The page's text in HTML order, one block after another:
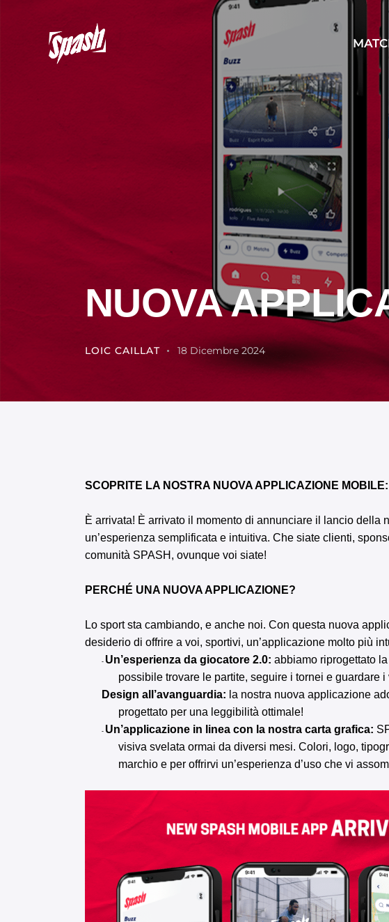
NUOVA
LOIC CAILLAT 18 Dicembre 2024
SCOPRITE LA NOSTRA NUOVA APPLICAZIONE MOBILE:
È arrivata! È arrivato il momento di annunciare il lancio
un’esperienza semplificata e intuitiva. Che siate clienti,
comunità SPASH, ovunque voi siate!
PERCHÉ UNA NUOVA APPLICAZIONE?
Lo sport sta cambiando, e anche noi. Con questa nuova
desiderio di offrire a voi, sportivi, un’applicazione molto più
⁃ Un’esperienza da giocatore 2.0: abbiamo riprogettato
possibile trovare le partite, seguire i tornei e guardare
Design all’avanguardia: la nostra nuova applicazione
progettato per una leggibilità ottimale!
⁃ Un’applicazione in linea con la nostra carta grafica:
visiva svelata ormai da diversi mesi. Colori, logo,
marchio e per offrirvi un’esperienza d’uso che vi